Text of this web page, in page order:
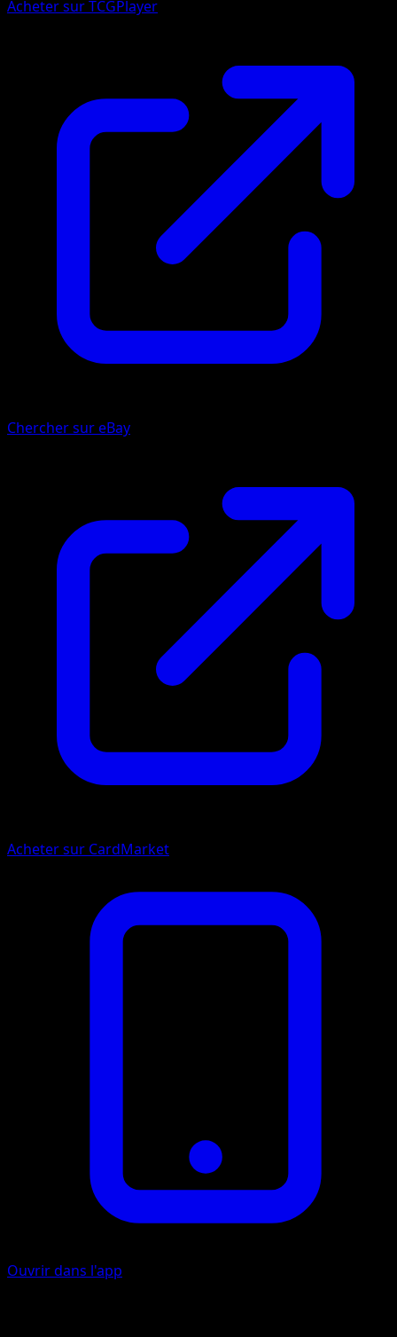
Acheter sur TCGPlayer
Chercher sur eBay
Acheter sur CardMarket
Ouvrir dans l'app